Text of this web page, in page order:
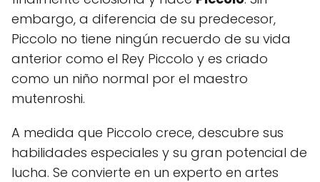
embargo, a diferencia de su predecesor,
Piccolo no tiene ningún recuerdo de su vida
anterior como el Rey Piccolo y es criado
como un niño normal por el maestro
mutenroshi.
A medida que Piccolo crece, descubre sus
habilidades especiales y su gran potencial de
lucha. Se convierte en un experto en artes